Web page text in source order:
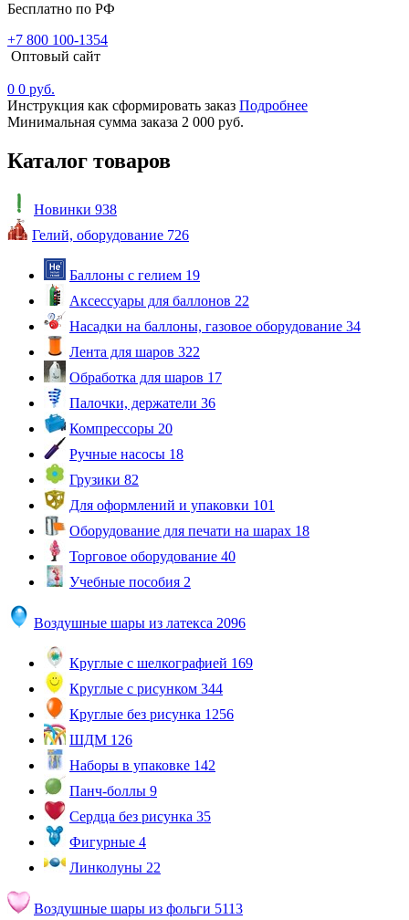
Бесплатно по РФ
+7 800 100-1354
Оптовый сайт
0 0 руб.
Инструкция как сформировать заказ Подробнее
Минимальная сумма заказа 2 000 руб.
Каталог товаров
Новинки 938
Гелий, оборудование 726
Баллоны с гелием 19
Аксессуары для баллонов 22
Насадки на баллоны, газовое оборудование 34
Лента для шаров 322
Обработка для шаров 17
Палочки, держатели 36
Компрессоры 20
Ручные насосы 18
Грузики 82
Для оформлений и упаковки 101
Оборудование для печати на шарах 18
Торговое оборудование 40
Учебные пособия 2
Воздушные шары из латекса 2096
Круглые с шелкографией 169
Круглые с рисунком 344
Круглые без рисунка 1256
ШДМ 126
Наборы в упаковке 142
Панч-боллы 9
Сердца без рисунка 35
Фигурные 4
Линколуны 22
Воздушные шары из фольги 5113